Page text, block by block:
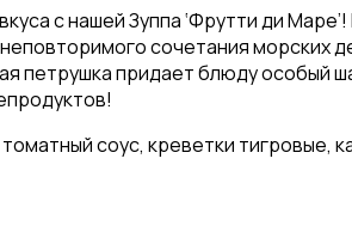
с нашей Зуппа ‘Фрутти ди
сочетания морских
петрушка придает блюду особый
соус, креветки тигровые,